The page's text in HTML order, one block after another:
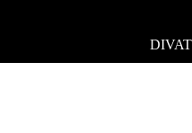
DIVAT